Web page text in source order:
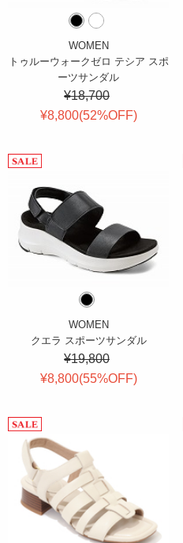
WOMEN
トゥルーウォークゼロ テシア スポ
ーツサンダル
¥18,700
¥8,800(52%OFF)
WOMEN
クエラ スポーツサンダル
¥19,800
¥8,800(55%OFF)